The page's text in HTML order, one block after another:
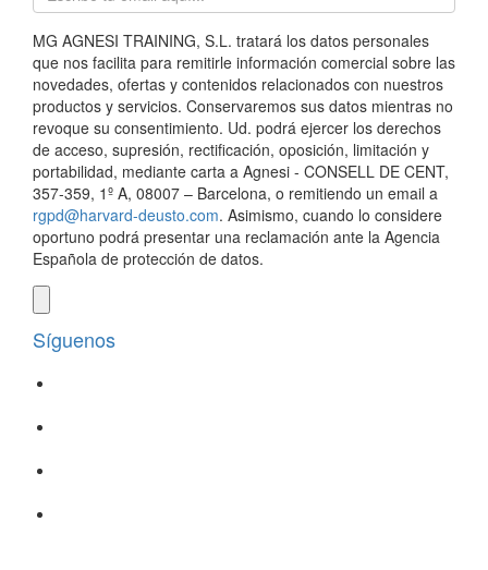
MG AGNESI TRAINING, S.L. tratará los datos personales
que nos facilita para remitirle información comercial sobre las
novedades, ofertas y contenidos relacionados con nuestros
productos y servicios. Conservaremos sus datos mientras no
revoque su consentimiento. Ud. podrá ejercer los derechos
de acceso, supresión, rectificación, oposición, limitación y
portabilidad, mediante carta a Agnesi - CONSELL DE CENT,
357-359, 1º A, 08007 – Barcelona, o remitiendo un email a
rgpd@harvard-deusto.com. Asimismo, cuando lo considere
oportuno podrá presentar una reclamación ante la Agencia
Española de protección de datos.
Síguenos